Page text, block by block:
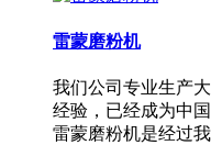
雷蒙磨粉机
我们公司专业生产
经验，已经成为中
雷蒙磨粉机是经过